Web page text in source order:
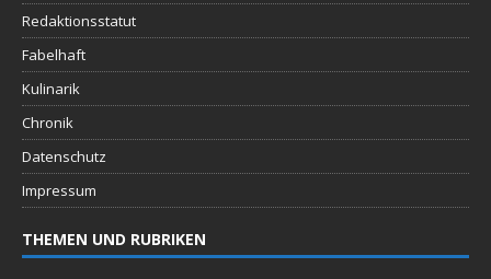
Redaktionsstatut
Fabelhaft
Kulinarik
Chronik
Datenschutz
Impressum
THEMEN UND RUBRIKEN